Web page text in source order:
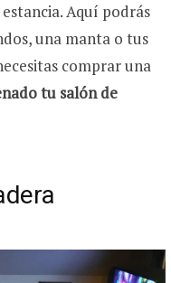
Aquí podrás
una manta o tus
comprar una
tu salón de